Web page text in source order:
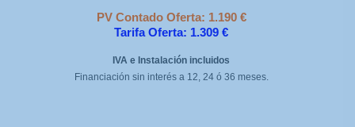
PV Contado Oferta: 1.190 €
Tarifa Oferta: 1.309 €
IVA e Instalación incluidos
Financiación sin interés a 12, 24 ó 36 meses.